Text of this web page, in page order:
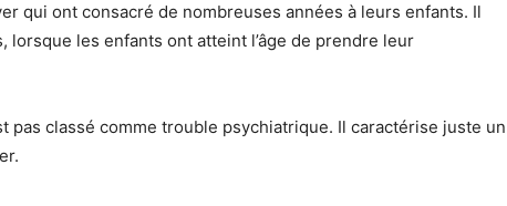
qui ont consacré de nombreuses années à leurs enfants. Il
lorsque les enfants ont atteint l’âge de prendre leur
pas classé comme trouble psychiatrique. Il caractérise juste un